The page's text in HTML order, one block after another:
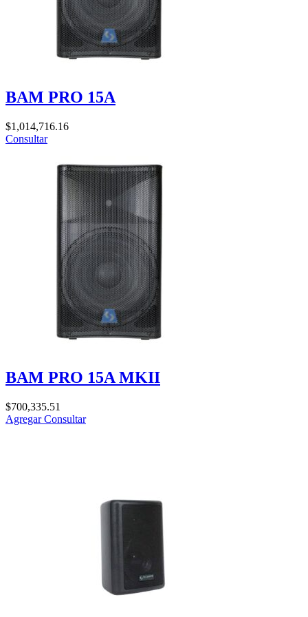
BAM PRO 15A
$1,014,716.16
Consultar
BAM PRO 15A MKII
$700,335.51
AgregarConsultar